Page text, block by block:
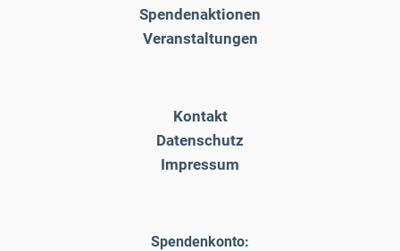
Spendenaktionen
Veranstaltungen
Kontakt
Datenschutz
Impressum
Spendenkonto: